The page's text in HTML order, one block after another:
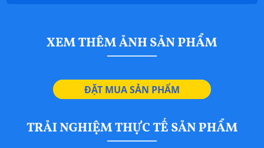
TIÊU CHUẨN
ÂM THANH MP3
Cảm biến la bàn
ĐẶT MUA SẢN PHẨM